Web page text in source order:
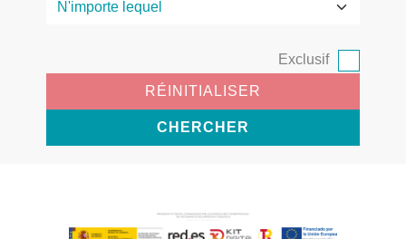
Exclusif
RÉINITIALISER
CHERCHER